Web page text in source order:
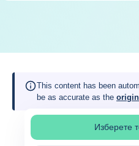
This content has been
be as accurate as the
Изберете